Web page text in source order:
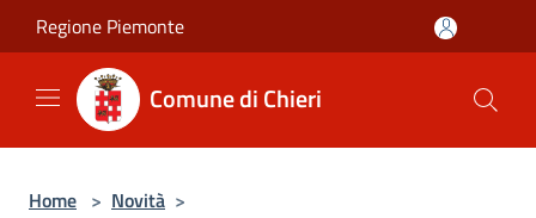
Salta al contenuto principale
Regione Piemonte
Comune di Chieri
Home > Novità >